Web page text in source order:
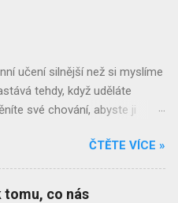
učení silnější než si myslíme
tehdy, když uděláte
své chování, abyste ji
ostatní spojují s čímsi
a až znepokojivě
Jsou to povětšinou místa
ČTĚTE VÍCE »
tomu, co nás